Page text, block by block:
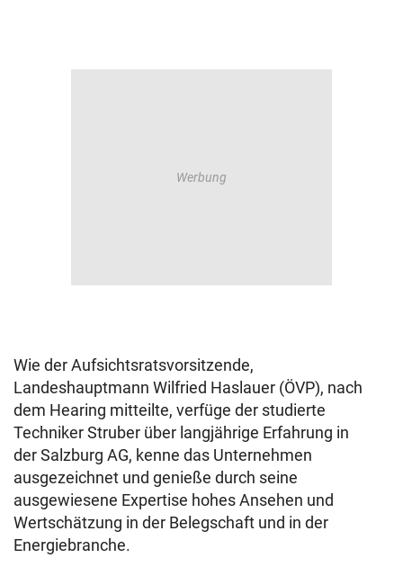
Wie der Aufsichtsratsvorsitzende,
Landeshauptmann Wilfried Haslauer (ÖVP), nach
dem Hearing mitteilte, verfüge der studierte
Techniker Struber über langjährige Erfahrung in
derSalzburg AG, kenne das Unternehmen
ausgezeichnet und genieße durch seine
ausgewiesene Expertise hohes Ansehen und
Wertschätzung in der Belegschaft und in der
Energiebranche.